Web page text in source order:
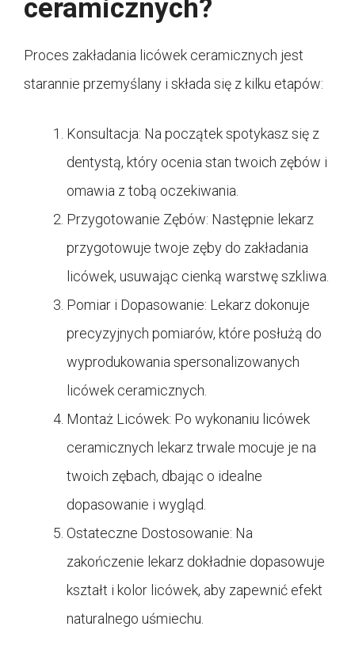
ceramicznych?
Proces zakładania licówek ceramicznych jest
starannie przemyślany i składa się z kilku etapów:
Konsultacja: Na początek spotykasz się z
dentystą, który ocenia stan twoich zębów i
omawia z tobą oczekiwania.
Przygotowanie Zębów: Następnie lekarz
przygotowuje twoje zęby do zakładania
licówek, usuwając cienką warstwę szkliwa.
Pomiar i Dopasowanie: Lekarz dokonuje
precyzyjnych pomiarów, które posłużą do
wyprodukowania spersonalizowanych
licówek ceramicznych.
Montaż Licówek: Po wykonaniu licówek
ceramicznych lekarz trwale mocuje je na
twoich zębach, dbając o idealne
dopasowanie i wygląd.
Ostateczne Dostosowanie: Na
zakończenie lekarz dokładnie dopasowuje
kształt i kolor licówek, aby zapewnić efekt
naturalnego uśmiechu.